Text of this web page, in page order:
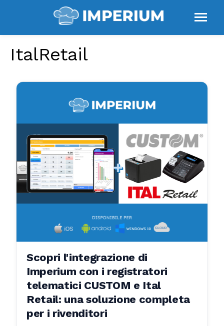
ItalRetail
Scopri l'integrazione di
Imperium con i registratori
telematici CUSTOM e Ital
Retail: una soluzione completa
per i rivenditori